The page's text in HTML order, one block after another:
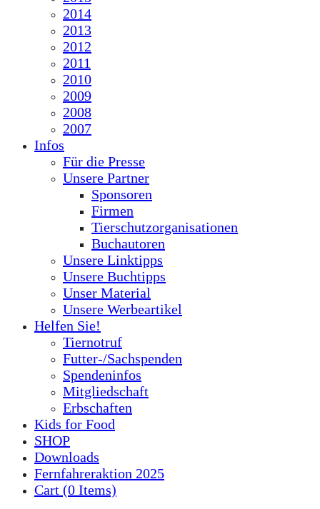
2014
2013
2012
2011
2010
2009
2008
2007
Infos
Für die Presse
Unsere Partner
Sponsoren
Firmen
Tierschutzorganisationen
Buchautoren
Unsere Linktipps
Unsere Buchtipps
Unser Material
Unsere Werbeartikel
Helfen Sie!
Tiernotruf
Futter-/Sachspenden
Spendeninfos
Mitgliedschaft
Erbschaften
Kids for Food
SHOP
Downloads
Fernfahreraktion 2025
Cart (0 Items)